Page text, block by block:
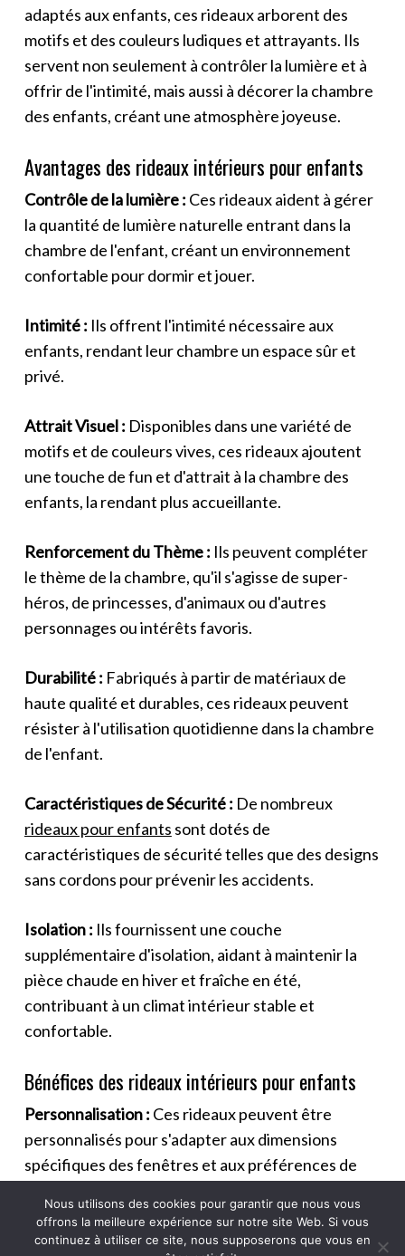
adaptés aux enfants, ces rideaux arborent des
motifs et des couleurs ludiques et attrayants. Ils
servent non seulement à contrôler la lumière et à
offrir de l'intimité, mais aussi à décorer la chambre
des enfants, créant une atmosphère joyeuse.
Avantages des rideaux intérieurs pour enfants
Contrôle de la lumière : Ces rideaux aident à gérer
la quantité de lumière naturelle entrant dans la
chambre de l'enfant, créant un environnement
confortable pour dormir et jouer.
Intimité : Ils offrent l'intimité nécessaire aux
enfants, rendant leur chambre un espace sûr et
privé.
Attrait Visuel : Disponibles dans une variété de
motifs et de couleurs vives, ces rideaux ajoutent
une touche de fun et d'attrait à la chambre des
enfants, la rendant plus accueillante.
Renforcement du Thème : Ils peuvent compléter
le thème de la chambre, qu'il s'agisse de super-
héros, de princesses, d'animaux ou d'autres
personnages ou intérêts favoris.
Durabilité : Fabriqués à partir de matériaux de
haute qualité et durables, ces rideaux peuvent
résister à l'utilisation quotidienne dans la chambre
de l'enfant.
Caractéristiques de Sécurité : De nombreux
rideaux pour enfants sont dotés de
caractéristiques de sécurité telles que des designs
sans cordons pour prévenir les accidents.
Isolation : Ils fournissent une couche
supplémentaire d'isolation, aidant à maintenir la
pièce chaude en hiver et fraîche en été,
contribuant à un climat intérieur stable et
confortable.
Bénéfices des rideaux intérieurs pour enfants
Personnalisation : Ces rideaux peuvent être
personnalisés pour s'adapter aux dimensions
spécifiques des fenêtres et aux préférences de
aspect personnalisé.
Nous utilisons des cookies pour garantir que nous vous
offrons la meilleure expérience sur notre site Web. Si vous
continuez à utiliser ce site, nous supposerons que vous en